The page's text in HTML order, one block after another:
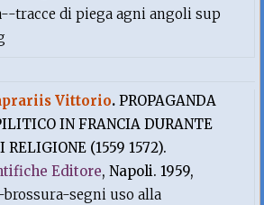
tracce di piega agni angoli sup
Vittorio.PROPAGANDA
IN FRANCIA DURANTE
RELIGIONE (1559 1572).
Editore, Napoli. 1959,
brossura-segni uso alla